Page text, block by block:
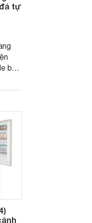
tự
by
triệu